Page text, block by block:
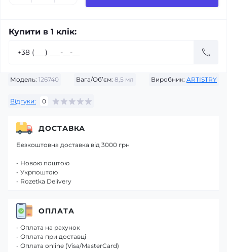
Модель: 126740 Вага/Об’єм: 8,5 мл Виробник: ARTISTRY
Відгуки: 0
Купити в 1 клік:
ДОСТАВКА
Безкоштовна доставка від 3000 грн
- Новою поштою
- Укрпоштою
- Rozetka Delivery
ОПЛАТА
- Оплата на рахунок
- Оплата при доставці
- Оплата online (Visa/MasterCard)